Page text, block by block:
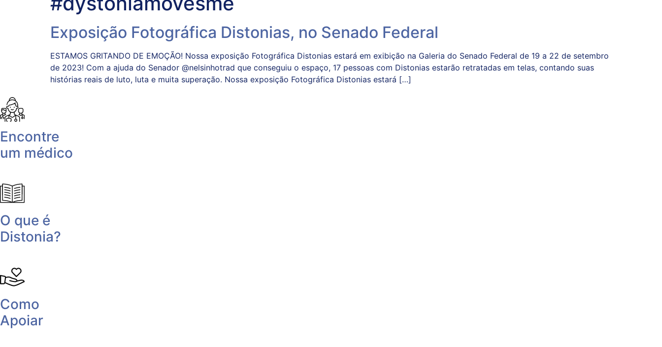
Exposição Fotográfica Distonias, no Senado Federal
ESTAMOS GRITANDO DE EMOÇÃO! Nossa exposição Fotográfica Distonias estará em exibição na Galeria do Senado Federal de 19 a 22 de setembro
de 2023! Com a ajuda do Senador @nelsinhotrad que conseguiu o espaço, 17 pessoas com Distonias estarão retratadas em telas, contando suas
histórias reais de luto, luta e muita superação. Nossa exposição Fotográfica Distonias estará […]
Encontre
um médico
O que é
Distonia?
Como
Apoiar